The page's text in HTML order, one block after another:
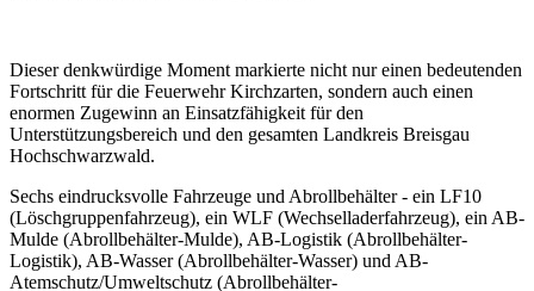
Dieser denkwürdige Moment markierte nicht nur einen bedeutenden
Fortschritt für die Feuerwehr Kirchzarten, sondern auch einen
enormen Zugewinn an Einsatzfähigkeit für den
Unterstützungsbereich und den gesamten Landkreis Breisgau
Hochschwarzwald.
Sechs eindrucksvolle Fahrzeuge und Abrollbehälter - ein LF10
(Löschgruppenfahrzeug), ein WLF (Wechselladerfahrzeug), ein AB-
Mulde (Abrollbehälter-Mulde), AB-Logistik (Abrollbehälter-
Logistik), AB-Wasser (Abrollbehälter-Wasser) und AB-
Atemschutz/Umweltschutz (Abrollbehälter-